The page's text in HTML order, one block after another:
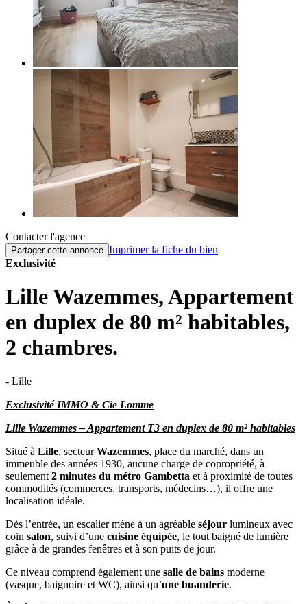
Contacter l'agence
Partager cette annonce Imprimer la fiche du bien
Exclusivité
Lille Wazemmes, Appartement
en duplex de 80 m² habitables,
2 chambres.
- Lille
Exclusivité IMMO & Cie Lomme
Lille Wazemmes – Appartement T3 en duplex de 80 m² habitables
Situé à Lille, secteurWazemmes, place du marché, dans un
immeuble des années 1930, aucune charge de copropriété, à
seulement 2 minutes du métro Gambetta et à proximité de toutes
commodités (commerces, transports, médecins…), il offre une
localisation idéale.
Dès l’entrée, un escalier mène à un agréable séjour lumineux avec
coin salon, suivi d’une cuisine équipée, le tout baigné de lumière
grâce à de grandes fenêtres et à son puits de jour.
Ce niveau comprend également une salle de bains moderne
(vasque, baignoire et WC), ainsi qu’une buanderie.